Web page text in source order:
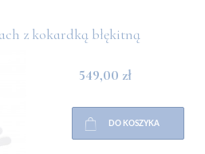
z kokardką błękitną
549,00 zł
DO KOSZYKA